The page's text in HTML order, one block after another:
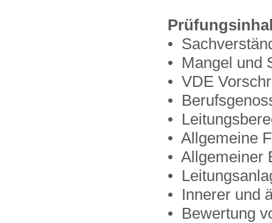
•
• Mangel und
• VDE
•
•
• Allgemeine
• Allgemeiner
•
• Innerer und
• Bewertung